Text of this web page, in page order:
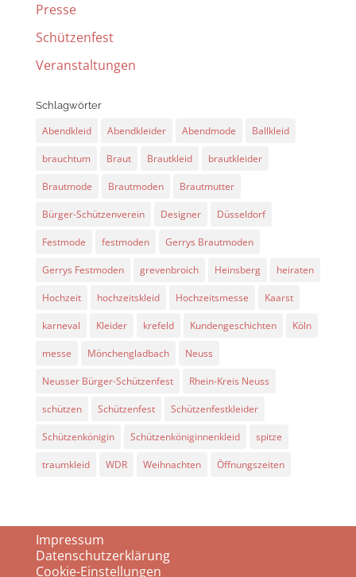
Presse
Schützenfest
Veranstaltungen
Schlagwörter
Abendkleid Abendkleider Abendmode Ballkleid
brauchtum Braut Brautkleid brautkleider
Brautmode Brautmoden Brautmutter
Bürger-Schützenverein Designer Düsseldorf
Festmode festmoden Gerrys Brautmoden
Gerrys Festmoden grevenbroich Heinsberg heiraten
Hochzeit hochzeitskleid Hochzeitsmesse Kaarst
karneval Kleider krefeld Kundengeschichten Köln
messe Mönchengladbach Neuss
Neusser Bürger-Schützenfest Rhein-Kreis Neuss
schützen Schützenfest Schützenfestkleider
Schützenkönigin Schützenköniginnenkleid spitze
traumkleid WDR Weihnachten Öffnungszeiten
Impressum
Datenschutzerklärung
Cookie-Einstellungen